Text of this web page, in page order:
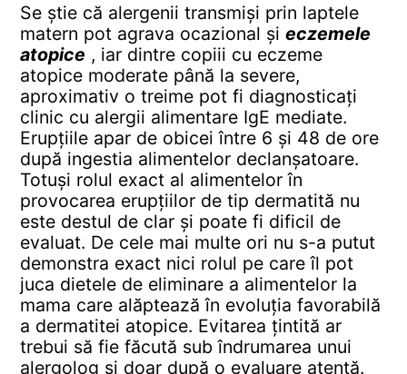
Se știe că alergenii transmiși prin laptele
matern pot agrava ocazional și eczemele
atopice , iar dintre copiii cu eczeme
atopice moderate până la severe,
aproximativ o treime pot fi diagnosticați
clinic cu alergii alimentare IgE mediate.
Erupțiile apar de obicei între 6 și 48 de ore
după ingestia alimentelor declanșatoare.
Totuși rolul exact al alimentelor în
provocarea erupțiilor de tip dermatită nu
este destul de clar și poate fi dificil de
evaluat. De cele mai multe ori nu s-a putut
demonstra exact nici rolul pe care îl pot
juca dietele de eliminare a alimentelor la
mama care alăptează în evoluția favorabilă
a dermatitei atopice. Evitarea țintită ar
trebui să fie făcută sub îndrumarea unui
alergolog și doar după o evaluare atentă.